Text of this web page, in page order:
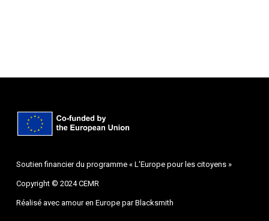
Soutien financier du programme « L'Europe pour les citoyens »
Copyright © 2024 CEMR
Réalisé avec amour en Europe parBlacksmith